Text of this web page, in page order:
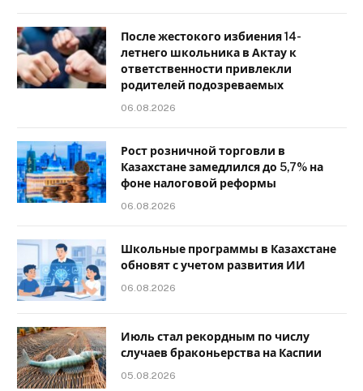
После жестокого избиения 14-
летнего школьника в Актау к
ответственности привлекли
родителей подозреваемых
06.08.2026
Рост розничной торговли в
Казахстане замедлился до 5,7% на
фоне налоговой реформы
06.08.2026
Школьные программы в Казахстане
обновят с учетом развития ИИ
06.08.2026
Июль стал рекордным по числу
случаев браконьерства на Каспии
05.08.2026